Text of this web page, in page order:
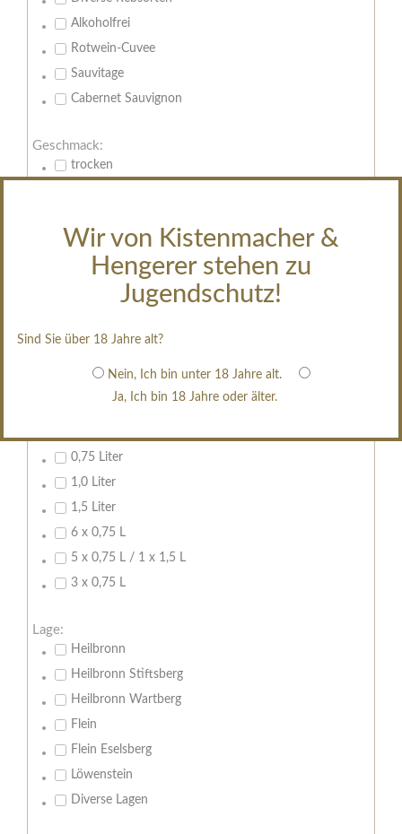
Wir von Kistenmacher &
Hengerer stehen zu
Jugendschutz!
Sind Sie über 18 Jahre alt?
Nein, Ich bin unter 18 Jahre alt.
Ja, Ich bin 18 Jahre oder älter.
Alkoholfrei
Rotwein-Cuvee
Sauvitage
Cabernet Sauvignon
Geschmack:
trocken
restsüß
edelsüß
im Holzfass gereift
erfrischend, nicht zu süß
0,75 Liter
1,0 Liter
1,5 Liter
6 x 0,75 L
5 x 0,75 L / 1 x 1,5 L
3 x 0,75 L
Lage:
Heilbronn
Heilbronn Stiftsberg
Heilbronn Wartberg
Flein
Flein Eselsberg
Löwenstein
Diverse Lagen